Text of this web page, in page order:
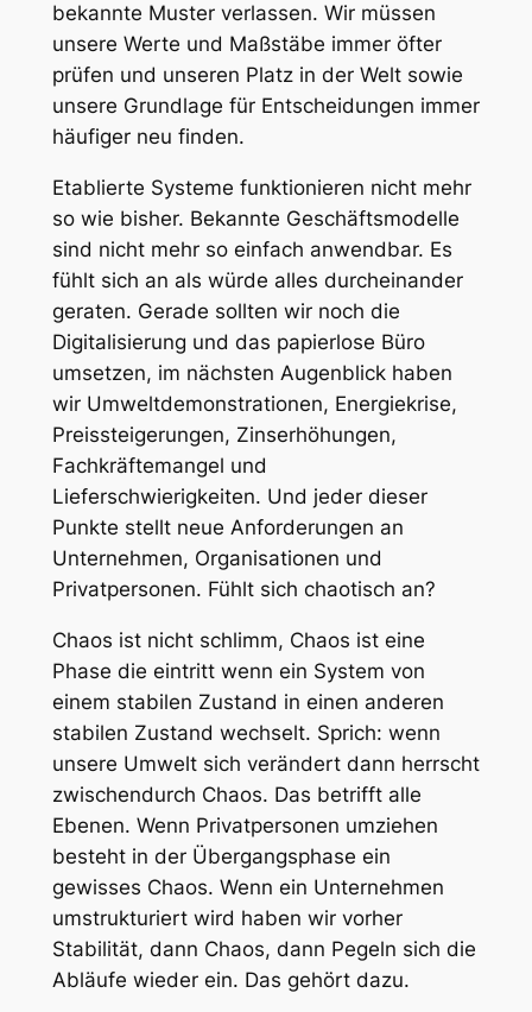
bekannte Muster verlassen. Wir müssen
unsere Werte und Maßstäbe immer öfter
prüfen und unseren Platz in der Welt sowie
unsere Grundlage für Entscheidungen immer
häufiger neu finden.
Etablierte Systeme funktionieren nicht mehr
so wie bisher. Bekannte Geschäftsmodelle
sind nicht mehr so einfach anwendbar. Es
fühlt sich an als würde alles durcheinander
geraten. Gerade sollten wir noch die
Digitalisierung und das papierlose Büro
umsetzen, im nächsten Augenblick haben
wir Umweltdemonstrationen, Energiekrise,
Preissteigerungen, Zinserhöhungen,
Fachkräftemangel und
Lieferschwierigkeiten. Und jeder dieser
Punkte stellt neue Anforderungen an
Unternehmen, Organisationen und
Privatpersonen. Fühlt sich chaotisch an?
Chaos ist nicht schlimm, Chaos ist eine
Phase die eintritt wenn ein System von
einem stabilen Zustand in einen anderen
stabilen Zustand wechselt. Sprich: wenn
unsere Umwelt sich verändert dann herrscht
zwischendurch Chaos. Das betrifft alle
Ebenen. Wenn Privatpersonen umziehen
besteht in der Übergangsphase ein
gewisses Chaos. Wenn ein Unternehmen
umstrukturiert wird haben wir vorher
Stabilität, dann Chaos, dann Pegeln sich die
Abläufe wieder ein. Das gehört dazu.